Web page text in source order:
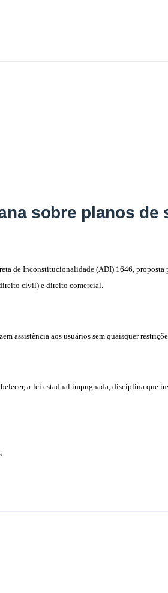
sobre planos de
de Inconstitucionalidade (ADI) 1646,
civil) e direito comercial.
assistência aos usuários sem quaisquer
a lei estadual impugnada, disciplina